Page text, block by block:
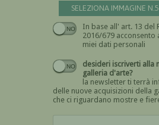
SELEZIONA IMMAGINE N.5
In base all' art. 13 del
2016/679 acconsento al trattamento
miei dati personali
desideri iscriverti alla
galleria d'arte?
la newsletter ti terrà
delle nuove acquisizioni della
che ci riguardano mostre e